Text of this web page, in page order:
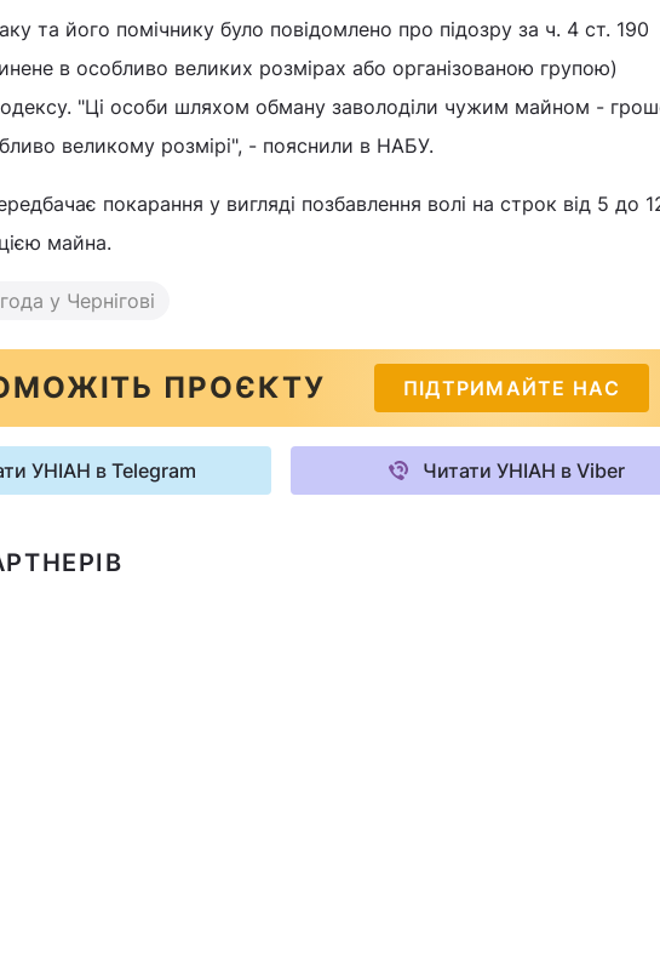
та його помічнику було повідомлено про підозру за ч. 4 ст. 190
в особливо великих розмірах або організованою групою)
"Ці особи шляхом обману заволоділи чужим майном -
великому розмірі", - пояснили в НАБУ.
покарання у вигляді позбавлення волі на строк від 5 до
майна.
у Чернігові
ПРОЄКТУ ПІДТРИМАЙТЕ НАС
УНІАН в Telegram Читати УНІАН в Viber